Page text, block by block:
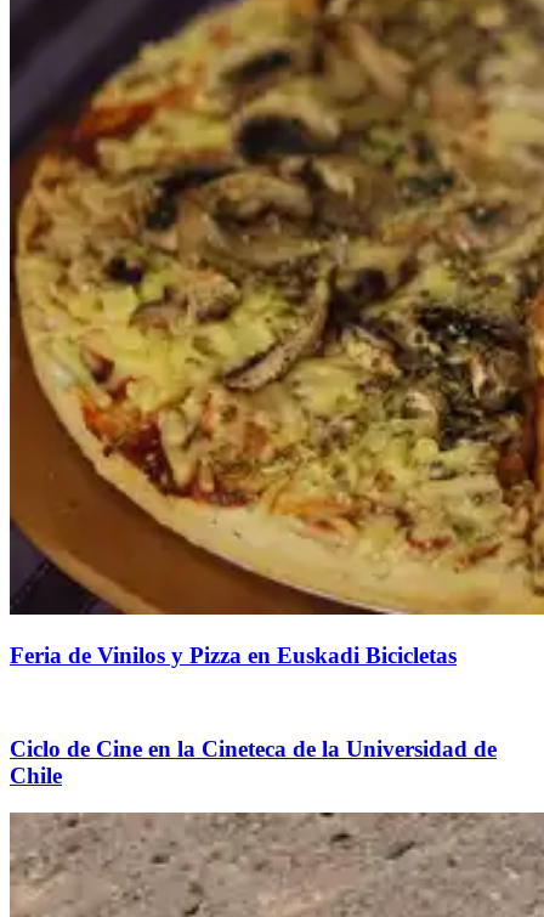
Feria de Vinilos y Pizza en Euskadi Bicicletas
Ciclo de Cine en la Cineteca de la Universidad de
Chile